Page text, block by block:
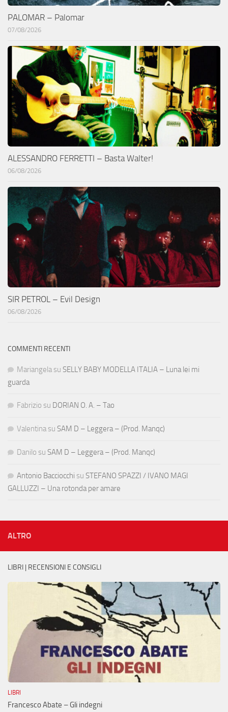
PALOMAR – Palomar
07/08/2026
ALESSANDRO FERRETTI – Basta Walter!
06/08/2026
SIR PETROL – Evil Design
06/08/2026
COMMENTI RECENTI
Mariangela su SELLY BABY MODELLA ITALIA – Luna lei mi
guarda
Fabrizio su DORIAN O. A. – Tao
Valentina su SAM D – Leggera – (Prod. Manqc)
Danilo su SAM D – Leggera – (Prod. Manqc)
Antonio Bacciocchi su STEFANO SPAZZI / IVANO MAGI
GALLUZZI – Una rotonda per amare
ALTRO
LIBRI | RECENSIONI E CONSIGLI
LIBRI
Francesco Abate – Gli indegni